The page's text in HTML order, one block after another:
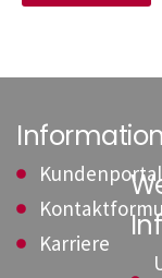
Kundenportal
Karriere